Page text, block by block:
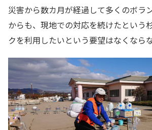
災害から数カ月が経過して多くのボラ
からも、現地での対応を続けたという
クを利用したいという要望はなくなら